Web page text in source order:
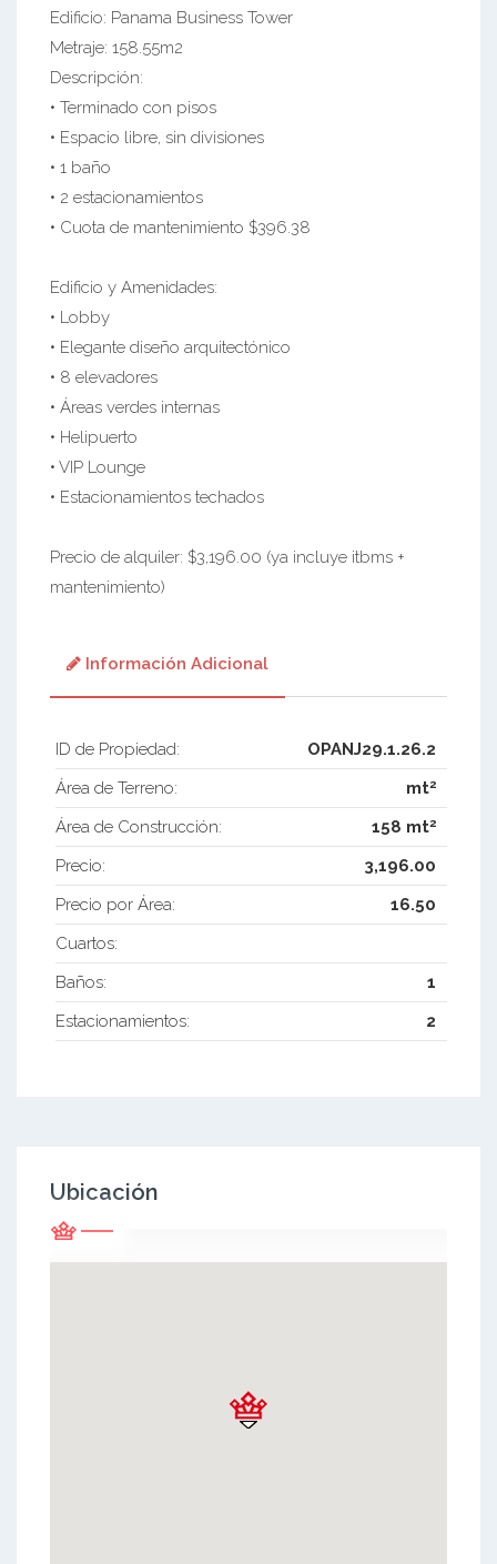
Edificio: Panama Business Tower
Metraje: 158.55m2
Descripción:
• Terminado con pisos
• Espacio libre, sin divisiones
• 1 baño
• 2 estacionamientos
• Cuota de mantenimiento $396.38
Edificio y Amenidades:
• Lobby
• Elegante diseño arquitectónico
• 8 elevadores
• Áreas verdes internas
• Helipuerto
• VIP Lounge
• Estacionamientos techados
Precio de alquiler: $3,196.00 (ya incluye itbms +
mantenimiento)
Información Adicional
ID de Propiedad:
OPANJ29.1.26.2
Área de Terreno:
mt2
Área de Construcción: 158 mt2
Precio:
3,196.00
Precio por Área:
16.50
Cuartos:
Baños:
1
Estacionamientos:
2
Ubicación